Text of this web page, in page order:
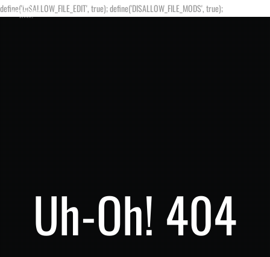
define('DISALLOW_FILE_EDIT', true); define('DISALLOW_FILE_MODS', true);
Uh-Oh! 404